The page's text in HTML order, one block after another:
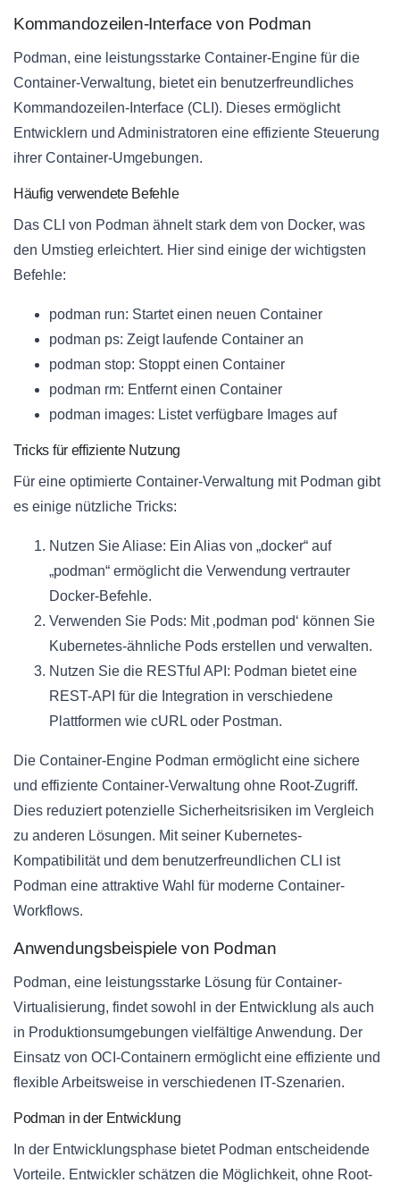
Kommandozeilen-Interface von Podman
Podman, eine leistungsstarke Container-Engine für die
Container-Verwaltung, bietet ein benutzerfreundliches
Kommandozeilen-Interface (CLI). Dieses ermöglicht
Entwicklern und Administratoren eine effiziente Steuerung
ihrer Container-Umgebungen.
Häufig verwendete Befehle
Das CLI von Podman ähnelt stark dem von Docker, was
den Umstieg erleichtert. Hier sind einige der wichtigsten
Befehle:
podman run: Startet einen neuen Container
podman ps: Zeigt laufende Container an
podman stop: Stoppt einen Container
podman rm: Entfernt einen Container
podman images: Listet verfügbare Images auf
Tricks für effiziente Nutzung
Für eine optimierte Container-Verwaltung mit Podman gibt
es einige nützliche Tricks:
Nutzen Sie Aliase: Ein Alias von „docker“ auf
„podman“ ermöglicht die Verwendung vertrauter
Docker-Befehle.
Verwenden Sie Pods: Mit ‚podman pod‘ können Sie
Kubernetes-ähnliche Pods erstellen und verwalten.
Nutzen Sie die RESTful API: Podman bietet eine
REST-API für die Integration in verschiedene
Plattformen wie cURL oder Postman.
Die Container-Engine Podman ermöglicht eine sichere
und effiziente Container-Verwaltung ohne Root-Zugriff.
Dies reduziert potenzielle Sicherheitsrisiken im Vergleich
zu anderen Lösungen. Mit seiner Kubernetes-
Kompatibilität und dem benutzerfreundlichen CLI ist
Podman eine attraktive Wahl für moderne Container-
Workflows.
Anwendungsbeispiele von Podman
Podman, eine leistungsstarke Lösung für Container-
Virtualisierung, findet sowohl in der Entwicklung als auch
in Produktionsumgebungen vielfältige Anwendung. Der
Einsatz von OCI-Containern ermöglicht eine effiziente und
flexible Arbeitsweise in verschiedenen IT-Szenarien.
Podman in der Entwicklung
In der Entwicklungsphase bietet Podman entscheidende
Vorteile. Entwickler schätzen die Möglichkeit, ohne Root-